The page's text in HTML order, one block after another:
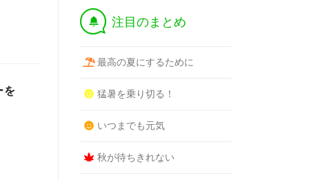
を
† 注目のまとめ
最高の夏にするために
猛暑を乗り切る！
いつまでも元気
秋が待ちきれない